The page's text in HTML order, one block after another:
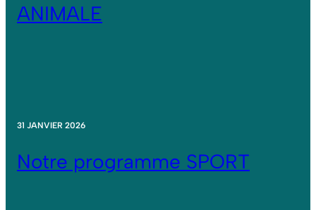
ANIMALE
31 JANVIER 2026
Notre programme SPORT